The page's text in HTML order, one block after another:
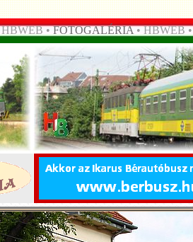
HBWEB •FOTOGALÉRIA• HBWEB